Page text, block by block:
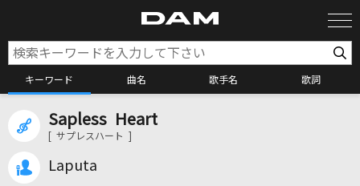
キーワード 曲名 歌手名 歌詞
カラオケ検索
Sapless Heart
[ サプレスハート ]
Laputa